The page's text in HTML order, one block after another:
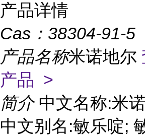
产品详情
Cas： 38304-91-5
产品名称米诺地尔
产品 >
简介 中文名称:米
中文别名:敏乐啶;